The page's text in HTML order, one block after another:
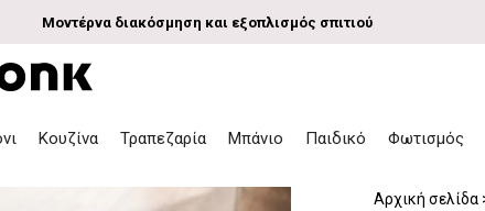
Μοντέρνα διακόσμηση και εξοπλισμός σπιτιού
Κουζίνα Τραπεζαρία Μπάνιο Παιδικό Φωτισμός
Αρχική σελίδα